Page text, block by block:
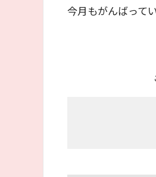
今月もがんばって